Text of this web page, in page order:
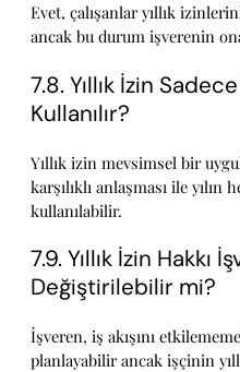
Evet, çalışanlar yıllık
ancak bu durum işverenin
7.8. Yıllık İzin
Kullanılır?
Yıllık izin mevsimsel bir
karşılıklı anlaşması ile
kullanılabilir.
7.9. Yıllık İzin Hakkı
Değiştirilebilir mi?
İşveren, iş akışını
planlayabilir ancak işçinin